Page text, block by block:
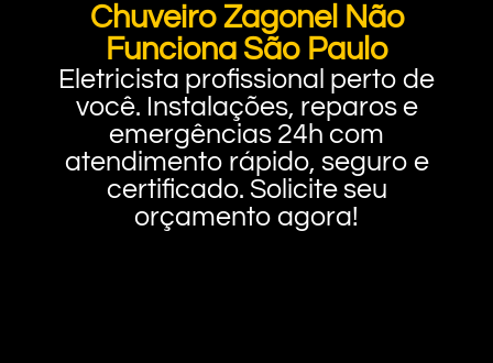
Chuveiro Zagonel Não
Funciona São Paulo
Eletricista profissional perto de
você. Instalações, reparos e
emergências 24h com
atendimento rápido, seguro e
certificado. Solicite seu
orçamento agora!